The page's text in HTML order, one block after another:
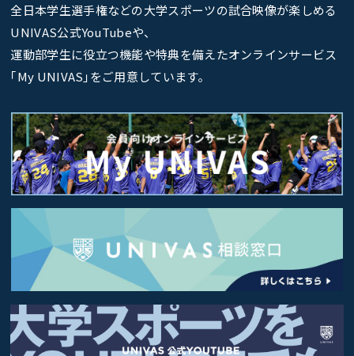
全日本学生選手権などの大学スポーツの試合映像が楽しめる
UNIVAS公式YouTubeや、
運動部学生に役立つ機能や特典を備えたオンラインサービス
｢My UNIVAS｣をご用意しています。